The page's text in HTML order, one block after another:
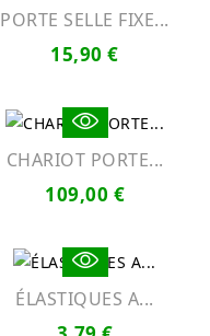
PORTE SELLE FIXE...
15,90 €
CHARIOT PORTE...
109,00 €
ÉLASTIQUES A...